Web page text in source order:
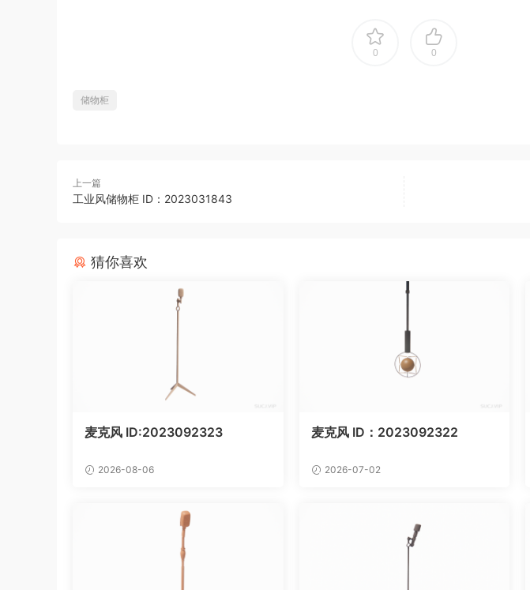
0 0
储物柜
上一篇
工业风储物柜 ID：2023031843
猜你喜欢
麦克风 ID:2023092323
2026-08-06
麦克风 ID：2023092322
2026-07-02